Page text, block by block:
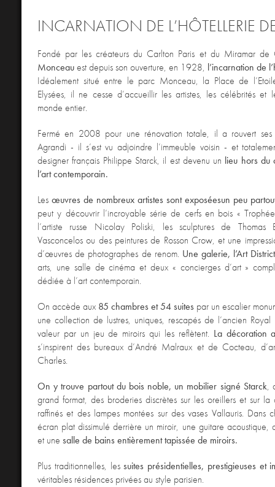
INCARNATION DE L’HÔTELLERIE
Fondé par les créateurs du Carlton Paris et du Miramar
Monceauest depuis son ouverture, en 1928, l’incarnation de
Idéalement situé entre le parc Monceau, la Place de
Elysées, il ne cesse d’accueillir les artistes, les célébrités et
monde entier.
Fermé en 2008 pour une rénovation totale, il a rouvert
Agrandi - il s’est vu adjoindre l’immeuble voisin - et
designer français Philippe Starck, il est devenu un lieu hors du
l’art contemporain.
Les œuvres de nombreux artistes sont exposéesun peu
peut y découvrir l’incroyable série de cerfs en bois «
l’artiste russe Nicolay Poliski, les sculptures de
Vasconcelos ou des peintures de Rosson Crow, et une
d’œuvres de photographes de renom. Une galerie, l’Art
arts, une salle de cinéma et deux « concierges d’art »
dédiée à l’art contemporain.
On accède aux 85 chambres et 54 suites par un escalier
une collection de lustres, uniques, rescapés de l’ancien
valeur par un jeu de miroirs qui les reflètent. La décoration
s’inspirent des bureaux d’André Malraux et de Cocteau,
Charles.
On y trouve partout du bois noble, un mobilier signé Starck,
grand format, des broderies discrètes sur les oreillers et sur la
raffinés et des lampes montées sur des vases Vallauris. Dans
écran plat dissimulé derrière un miroir, une guitare acoustique,
et une salle de bains entièrement tapissée de miroirs.
Plus traditionnelles, lessuites présidentielles, prestigieuses et
véritables résidences privées au style parisien.